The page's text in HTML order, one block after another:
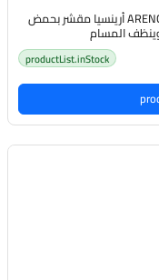
ARENCIA Eraser Shot Glycolic Acid Exfoliator 200ml أرينسيا مقشر بحمض
المسام
productList.inStock